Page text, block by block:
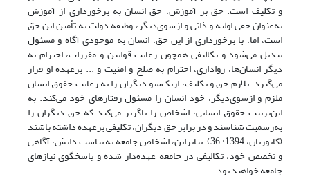
و تکلیف است. حق بر آموزش، حق انسان به برخورداری از آموزش
به‌عنوان حقی اولیه و ذاتی و ازسوی‌دیگر، وظیفه‌ دولت به تأمین این حق
است، اما، با برخورداری از این حق، انسان به موجودی آگاه و مسئول
تبدیل می‌شود و تکالیفی همچون رعایت قوانین و مقررات، احترام به
دیگر انسان‌ها، رواداری، احترام به صلح و امنیت و ... برعهده‌ او قرار
می‌گیرد. تلازم حق و تکلیف، از‌یک‌سو دیگران را به رعایت حقوق انسان
ملزم و از‌سوی‌دیگر، خود انسان را مسئول رفتارهای خود می‌کند. به
این‌ترتیب حقوق انسانی، اشخاص را ناگزیر می‌کند که حق دیگران را
به‌رسمیت شناسند و در برابر حق دیگران، تکلیفی برعهده داشته باشند
(کاتوزیان، 1394: 36). بنابراین، اشخاص جامعه به تناسب دانش، آگاهی
و تخصص خود، تکالیفی در جامعه عهده‌دار شده و پاسخگوی نیازهای
جامعه خواهند بود.